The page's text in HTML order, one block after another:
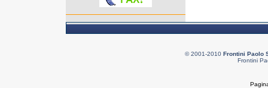
© 2001-2010 Frontini Paolo
Frontini